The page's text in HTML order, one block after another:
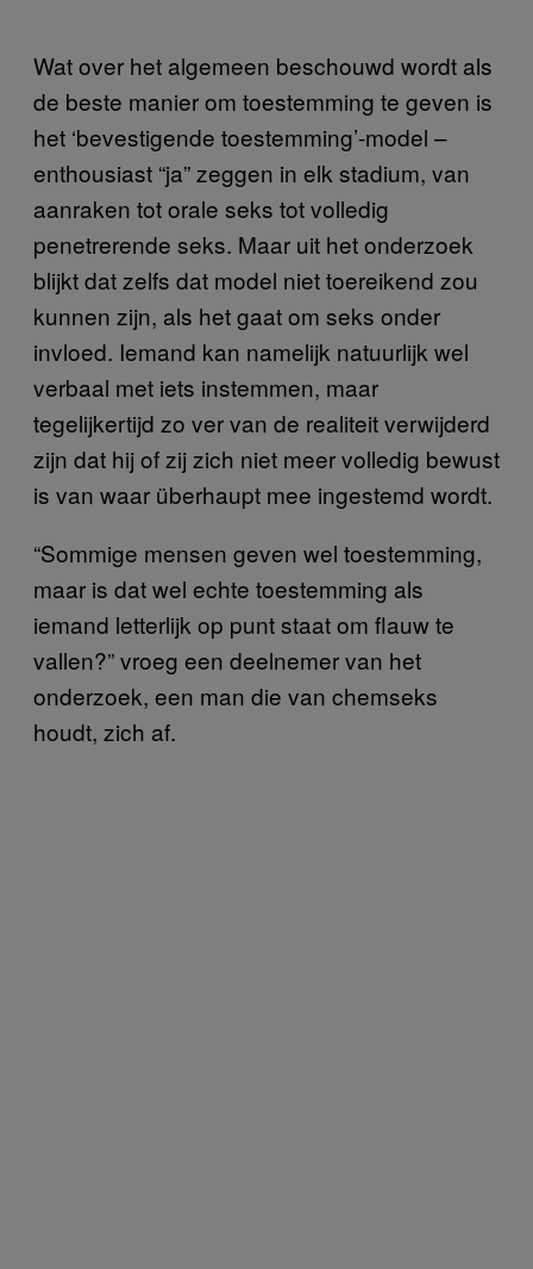
Wat over het algemeen beschouwd wordt als
de beste manier om toestemming te geven is
het ‘bevestigende toestemming’-model –
enthousiast “ja” zeggen in elk stadium, van
aanraken tot orale seks tot volledig
penetrerende seks. Maar uit het onderzoek
blijkt dat zelfs dat model niet toereikend zou
kunnen zijn, als het gaat om seks onder
invloed. Iemand kan namelijk natuurlijk wel
verbaal met iets instemmen, maar
tegelijkertijd zo ver van de realiteit verwijderd
zijn dat hij of zij zich niet meer volledig bewust
is van waar überhaupt mee ingestemd wordt.
“Sommige mensen geven wel toestemming,
maar is dat wel echte toestemming als
iemand letterlijk op punt staat om flauw te
vallen?” vroeg een deelnemer van het
onderzoek, een man die van chemseks
houdt, zich af.